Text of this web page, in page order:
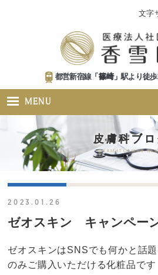
文字
都営新宿線「篠崎」駅より徒歩
MENU
皮膚科ブロ
DERMATOLOGY
2023.01.26
ゼオスキン キャンペー
ゼオスキンはSNSでも何かと話題
のみご購入いただける化粧品です